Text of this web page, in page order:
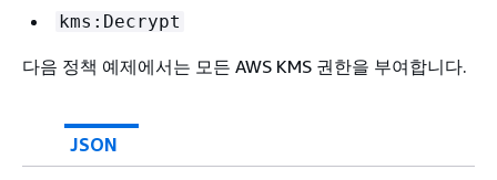
kms:Decrypt
다음 정책 예제에서는 모든 AWS KMS 권한을 부여합니다.
JSON